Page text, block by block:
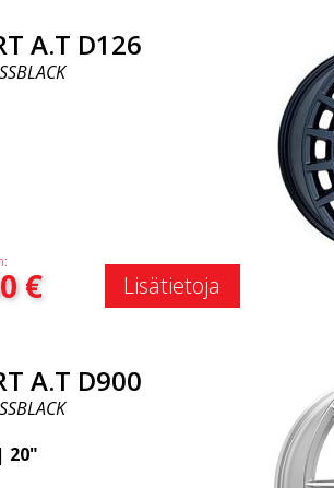
A.T D126
€ Lisätietoja
A.T D900
| 20"